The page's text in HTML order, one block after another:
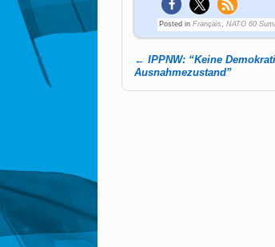
Posted in Français ,NATO 60
Post navigation
← IPPNW: “Keine
Ausnahmezustand”